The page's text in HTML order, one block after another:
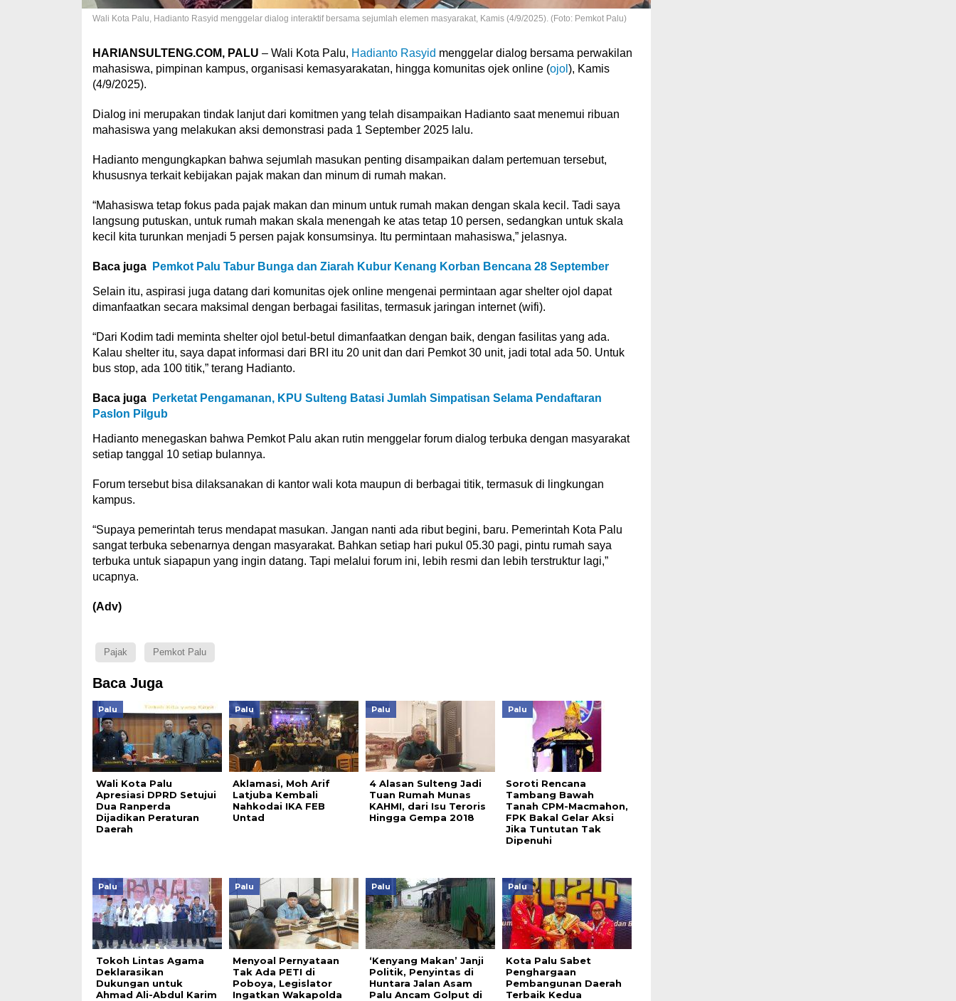
Wali Kota Palu, Hadianto Rasyid menggelar dialog interaktif bersama sejumlah elemen masyarakat, Kamis (4/9/2025). (Foto: Pemkot Palu)
HARIANSULTENG.COM, PALU – Wali Kota Palu, Hadianto Rasyid menggelar dialog bersama perwakilan
mahasiswa, pimpinan kampus, organisasi kemasyarakatan, hingga komunitas ojek online (ojol ), Kamis
(4/9/2025).
Dialog ini merupakan tindak lanjut dari komitmen yang telah disampaikan Hadianto saat menemui ribuan
mahasiswa yang melakukan aksi demonstrasi pada 1 September 2025 lalu.
Hadianto mengungkapkan bahwa sejumlah masukan penting disampaikan dalam pertemuan tersebut,
khususnya terkait kebijakan pajak makan dan minum di rumah makan.
“Mahasiswa tetap fokus pada pajak makan dan minum untuk rumah makan dengan skala kecil. Tadi saya
langsung putuskan, untuk rumah makan skala menengah ke atas tetap 10 persen, sedangkan untuk skala
kecil kita turunkan menjadi 5 persen pajak konsumsinya. Itu permintaan mahasiswa,” jelasnya.
Baca juga Pemkot Palu Tabur Bunga dan Ziarah Kubur Kenang Korban Bencana 28 September
Selain itu, aspirasi juga datang dari komunitas ojek online mengenai permintaan agar shelter ojol dapat
dimanfaatkan secara maksimal dengan berbagai fasilitas, termasuk jaringan internet (wifi).
“Dari Kodim tadi meminta shelter ojol betul-betul dimanfaatkan dengan baik, dengan fasilitas yang ada.
Kalau shelter itu, saya dapat informasi dari BRI itu 20 unit dan dari Pemkot 30 unit, jadi total ada 50. Untuk
bus stop, ada 100 titik,” terang Hadianto.
Baca juga
Perketat Pengamanan, KPU Sulteng Batasi Jumlah Simpatisan Selama Pendaftaran
Paslon Pilgub
Hadianto menegaskan bahwa Pemkot Palu akan rutin menggelar forum dialog terbuka dengan masyarakat
setiap tanggal 10 setiap bulannya.
Forum tersebut bisa dilaksanakan di kantor wali kota maupun di berbagai titik, termasuk di lingkungan
kampus.
“Supaya pemerintah terus mendapat masukan. Jangan nanti ada ribut begini, baru. Pemerintah Kota Palu
sangat terbuka sebenarnya dengan masyarakat. Bahkan setiap hari pukul 05.30 pagi, pintu rumah saya
terbuka untuk siapapun yang ingin datang. Tapi melalui forum ini, lebih resmi dan lebih terstruktur lagi,”
ucapnya.
(Adv)
Pajak Pemkot Palu
Baca Juga
Palu
Wali Kota Palu
Apresiasi DPRD Setujui
Dua Ranperda
Dijadikan Peraturan
Daerah
Palu
Aklamasi, Moh Arif
Latjuba Kembali
Nahkodai IKA FEB
Untad
Palu
4 Alasan Sulteng Jadi
Tuan Rumah Munas
KAHMI, dari Isu Teroris
Hingga Gempa 2018
Palu
Soroti Rencana
Tambang Bawah
Tanah CPM-Macmahon,
FPK Bakal Gelar Aksi
Jika Tuntutan Tak
Dipenuhi
Palu
Tokoh Lintas Agama
Deklarasikan
Dukungan untuk
Ahmad Ali-Abdul Karim
Palu
Menyoal Pernyataan
Tak Ada PETI di
Poboya, Legislator
Ingatkan Wakapolda
Palu
‘Kenyang Makan’ Janji
Politik, Penyintas di
Huntara Jalan Asam
Palu Ancam Golput di
Palu
Kota Palu Sabet
Penghargaan
Pembangunan Daerah
Terbaik Kedua